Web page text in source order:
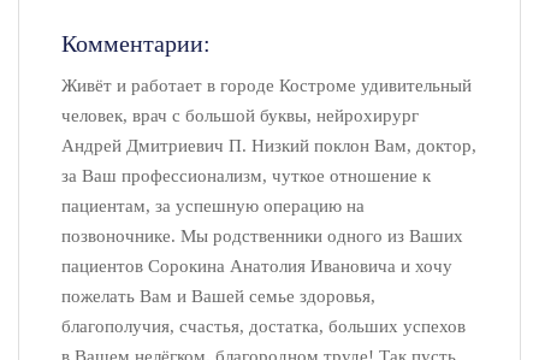
Комментарии:
Живёт и работает в городе Костроме удивительный
человек, врач с большой буквы, нейрохирург
Андрей Дмитриевич П. Низкий поклон Вам, доктор,
за Ваш профессионализм, чуткое отношение к
пациентам, за успешную операцию на
позвоночнике. Мы родственники одного из Ваших
пациентов Сорокина Анатолия Ивановича и хочу
пожелать Вам и Вашей семье здоровья,
благополучия, счастья, достатка, больших успехов